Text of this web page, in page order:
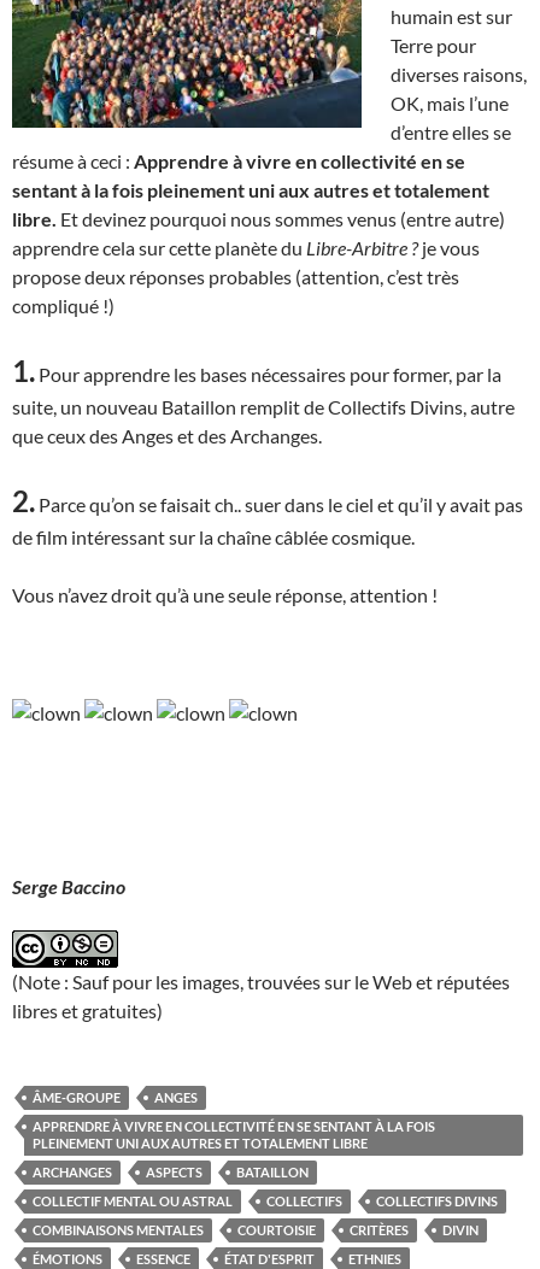
humain est sur
Terre pour
diverses raisons,
OK, mais l’une
d’entre elles se
résume à ceci : Apprendre à vivre en collectivité en se
sentant à la fois pleinement uni aux autres et totalement
libre. Et devinez pourquoi nous sommes venus (entre autre)
apprendre cela sur cette planète du Libre-Arbitre ?je vous
propose deux réponses probables (attention, c’est très
compliqué !)
1. Pour apprendre les bases nécessaires pour former, par la
suite, un nouveau Bataillon remplit de Collectifs Divins, autre
que ceux des Anges et des Archanges.
2. Parce qu’on se faisait ch.. suer dans le ciel et qu’il y avait pas
de film intéressant sur la chaîne câblée cosmique.
Vous n’avez droit qu’à une seule réponse, attention !
Serge Baccino
(Note : Sauf pour les images, trouvées sur le Web et réputées
libres et gratuites)
ÂME-GROUPE
ANGES
APPRENDRE À VIVRE EN COLLECTIVITÉ EN SE SENTANT À LA FOIS
PLEINEMENT UNI AUX AUTRES ET TOTALEMENT LIBRE
ARCHANGES
ASPECTS
BATAILLON
COLLECTIF MENTAL OU ASTRAL
COLLECTIFS
COLLECTIFS DIVINS
COMBINAISONS MENTALES
COURTOISIE CRITÈRES
DIVIN
ÉMOTIONS
ESSENCE ÉTAT D'ESPRIT ETHNIES